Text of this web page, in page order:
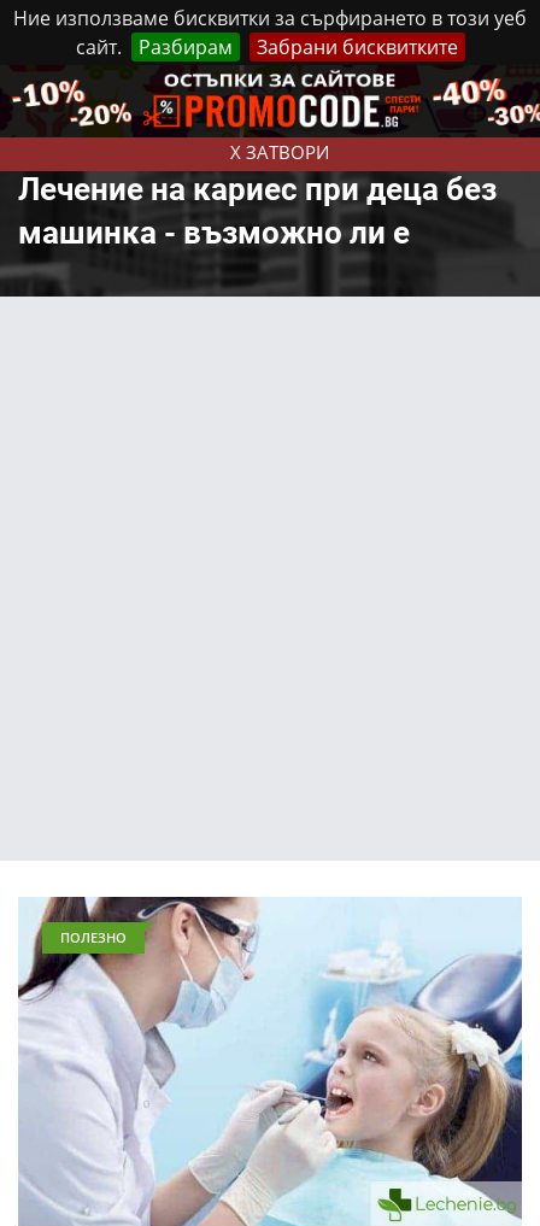
Ние използваме бисквитки за сърфирането в този уеб
сайт.
Разбирам Забрани бисквитките
X ЗАТВОРИ
Неделя, 9 Август, 2026 Реклама Контакти
Лечение на кариес при деца без
машинка - възможно ли е
ПОЛЕЗНО